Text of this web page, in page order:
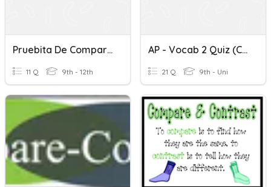
Pruebita De Comparar Y Contrastar
11 Q 9th - 12th
AP - Vocab 2 Quiz (Comparar Y Contrastar Ideas)
21 Q 9th - Uni